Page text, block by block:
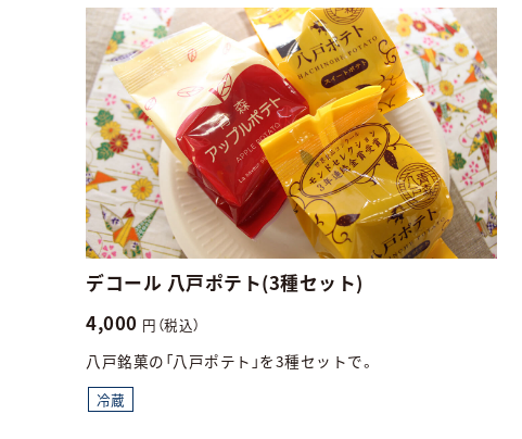
デコール 八戸ポテト(3種セット)
4,000 円（税込）
八戸銘菓の「八戸ポテト」を3種セットで。
冷蔵